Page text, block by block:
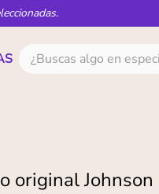
¿Buscas algo en especial?
original